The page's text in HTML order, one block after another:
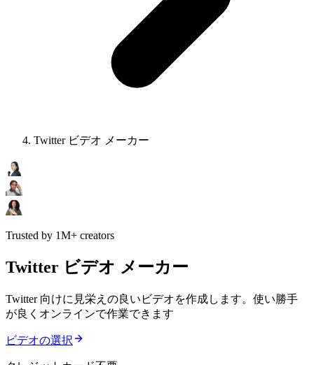
Twitter ビデオ メーカー
Trusted by 1M+ creators
Twitter ビデオ メーカー
Twitter 向けに見栄えの良いビデオを作成します。使い勝手
が良くオンラインで作業できます
ビデオの選択